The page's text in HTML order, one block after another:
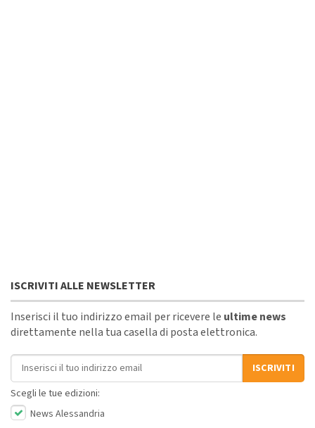
ISCRIVITI ALLE NEWSLETTER
Inserisci il tuo indirizzo email per ricevere le ultime news
direttamente nella tua casella di posta elettronica.
Indirizzo email
ISCRIVITI
Scegli le tue edizioni:
News Alessandria